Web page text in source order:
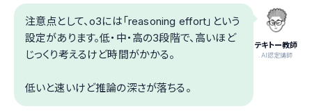
テキトー教師
.AI認定講師
注意点として、o3には「reasoning effort」という
設定があります。低・中・高の3段階で、高いほど
じっくり考えるけど時間がかかる。
低いと速いけど推論の深さが落ちる。